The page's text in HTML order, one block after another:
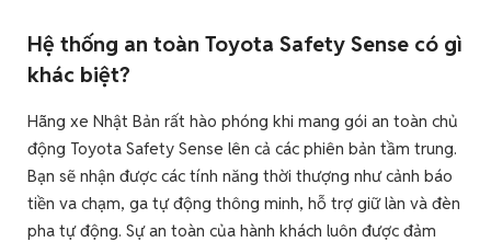
Hệ thống an toàn Toyota Safety Sense có gì
khác biệt?
Hãng xe Nhật Bản rất hào phóng khi mang gói an toàn chủ
động Toyota Safety Sense lên cả các phiên bản tầm trung.
Bạn sẽ nhận được các tính năng thời thượng như cảnh báo
tiền va chạm, ga tự động thông minh, hỗ trợ giữ làn và đèn
pha tự động. Sự an toàn của hành khách luôn được đảm